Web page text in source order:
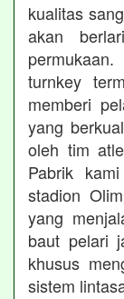
kualitas
akan
turnkey
memberi
yang
oleh tim
Pabrik
stadion
yang
baut pelari
khusus
sistem